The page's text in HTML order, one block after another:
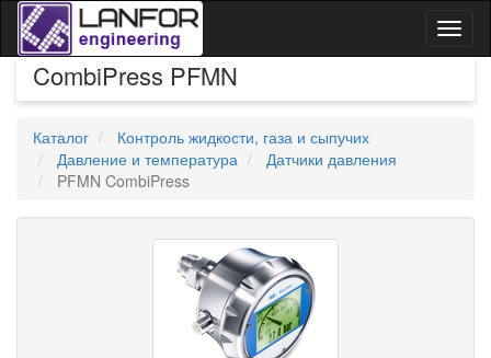
CombiPress PFMN
Каталог
Контроль жидкости, газа и сыпучих
Давление и температура
Датчики давления
PFMN CombiPress